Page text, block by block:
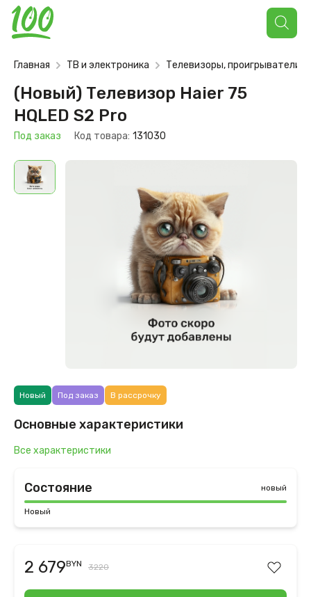
Поиск
товаров
Главная ТВ и электроника Телевизоры, проигрыватели
(Новый) Телевизор Haier 75
HQLED S2 Pro
Под заказ Код товара: 131030
Новый Под заказ В рассрочку
Основные характеристики
Все характеристики
Состояние новый
Новый
2 679BYN 3220